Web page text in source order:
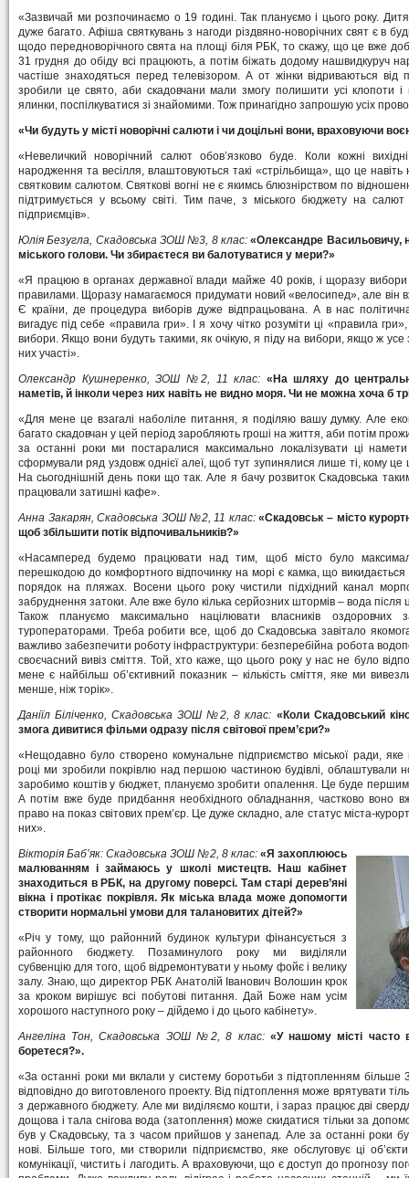
«Зазвичай ми розпочинаємо о 19 годині. Так плануємо і цього року.
дуже багато. Афіша святкувань з нагоди різдвяно-новорічних свят є в
щодо передноворічного свята на площі біля РБК, то скажу, що це вже
31 грудня до обіду всі працюють, а потім біжать додому нашвидкуруч
частіше знаходяться перед телевізором. А от жінки відриваються
зробили це свято, аби скадовчани мали змогу полишити усі клопоти і
ялинки, поспілкуватися зі знайомими. Тож принагідно запрошую усіх
«Чи будуть у місті новорічні салюти і чи доцільні вони, враховуючи
«Невеличкий новорічний салют обов’язково буде. Коли кожні
народження та весілля, влаштовуються такі «стрільбища», що це
святковим салютом. Святкові вогні не є якимсь блюзнірством по
підтримується у всьому світі. Тим паче, з міського бюджету на
підприємців».
Юлія Безугла, Скадовська ЗОШ №3, 8 клас: «Олександре Васильовичу,
міського голови. Чи збираєтеся ви балотуватися у мери?»
«Я працюю в органах державної влади майже 40 років, і щоразу
правилами. Щоразу намагаємося придумати новий «велосипед», але він
Є країни, де процедура виборів дуже відпрацьована. А в нас
вигадує під себе «правила гри». І я хочу чітко розуміти ці «правила
вибори. Якщо вони будуть такими, як очікую, я піду на вибори, якщо ж
них участі».
Олександр Кушнеренко, ЗОШ №2, 11 клас: «На шляху до
наметів, й інколи через них навіть не видно моря. Чи не можна хоча б
«Для мене це взагалі наболіле питання, я поділяю вашу думку. Але
багато скадовчан у цей період заробляють гроші на життя, аби потім
за останні роки ми постаралися максимально локалізувати ці
сформували ряд уздовж однієї алеї, щоб тут зупинялися лише ті, кому це
На сьогоднішній день поки що так. Але я бачу розвиток Скадовська
працювали затишні кафе».
Анна Закарян, Скадовська ЗОШ №2, 11 клас: «Скадовськ – місто
щоб збільшити потік відпочивальників?»
«Насамперед будемо працювати над тим, щоб місто було
перешкодою до комфортного відпочинку на морі є камка, що
порядок на пляжах. Восени цього року чистили підхідний канал
забруднення затоки. Але вже було кілька серйозних штормів – вода після
Також плануємо максимально націлювати власників оздоровчих
туроператорами. Треба робити все, щоб до Скадовська завітало
важливо забезпечити роботу інфраструктури: безперебійна робота
своєчасний вивіз сміття. Той, хто каже, що цього року у нас не було
мене є найбільш об’єктивний показник – кількість сміття, яке ми
менше, ніж торік».
Даніїл Біліченко, Скадовська ЗОШ №2, 8 клас: «Коли Скадовський
змога дивитися фільми одразу після світової прем’єри?»
«Нещодавно було створено комунальне підприємство міської ради, яке
році ми зробили покрівлю над першою частиною будівлі, облаштували
заробимо коштів у бюджет, плануємо зробити опалення. Це буде першим
А потім вже буде придбання необхідного обладнання, частково воно
право на показ світових прем’єр. Це дуже складно, але статус міста-
них».
Вікторія Баб’як: Скадовська ЗОШ №2, 8 клас: «Я захоплююсь
малюванням і займаюсь у школі мистецтв. Наш кабінет
знаходиться в РБК, на другому поверсі. Там старі дерев’яні
вікна і протікає покрівля. Як міська влада може допомогти
створити нормальні умови для талановитих дітей?»
«Річ у тому, що районний будинок культури фінансується з
районного бюджету. Позаминулого року ми виділяли
субвенцію для того, щоб відремонтувати у ньому фойє і велику
залу. Знаю, що директор РБК Анатолій Іванович Волошин крок
за кроком вирішує всі побутові питання. Дай Боже нам усім
хорошого наступного року – дійдемо і до цього кабінету».
Ангеліна Тон, Скадовська ЗОШ №2, 8 клас: «У нашому місті часто
боретеся?».
«За останні роки ми вклали у систему боротьби з підтопленням більше
відповідно до виготовленого проекту. Від підтоплення може врятувати
з державного бюджету. Але ми виділяємо кошти, і зараз працює дві
дощова і тала снігова вода (затоплення) може скидатися тільки за
був у Скадовську, та з часом прийшов у занепад. Але за останні роки
нові. Більше того, ми створили підприємство, яке обслуговує ці
комунікації, чистить і лагодить. А враховуючи, що є доступ до прогнозу